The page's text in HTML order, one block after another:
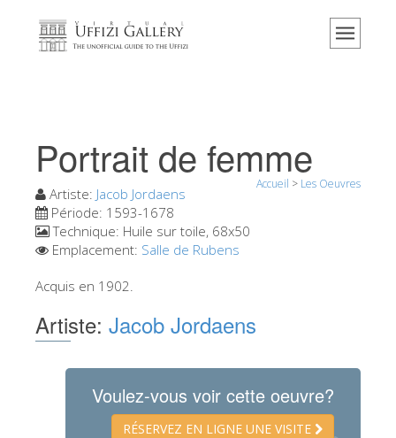
Accueil
Événements et expositions
L' avis des visiteurs
Contact
Explorer la Galerie
Visite virtuelle
Les Artistes
Portrait de femme
Accueil > Les Oeuvres
Artiste: Jacob Jordaens
Période: 1593-1678
Technique: Huile sur toile, 68x50
Emplacement: Salle de Rubens
Acquis en 1902.
Artiste: Jacob Jordaens
Voulez-vous voir cette oeuvre?
RÉSERVEZ EN LIGNE UNE VISITE